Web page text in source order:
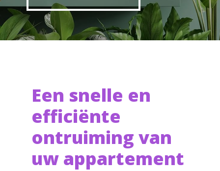
Een snelle en
efficiënte
ontruiming van
uw appartement